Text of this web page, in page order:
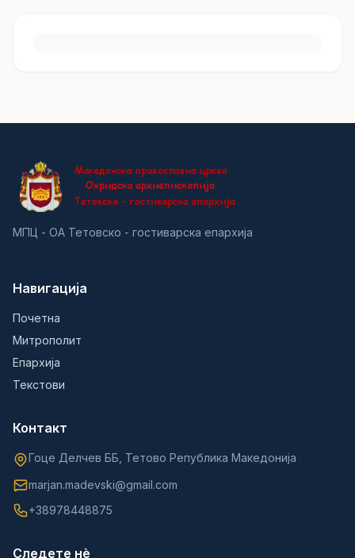
МПЦ - ОА Тетовско - гостиварска епархија
Навигација
Почетна
Митрополит
Епархија
Текстови
Контакт
Гоце Делчев ББ, Тетово Република Македонија
marjan.madevski@gmail.com
+38978448875
Следете нè